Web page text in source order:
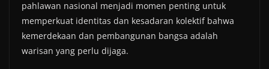
pahlawan nasional menjadi momen penting untuk
memperkuat identitas dan kesadaran kolektif bahwa
kemerdekaan dan pembangunan bangsa adalah
warisan yang perlu dijaga.